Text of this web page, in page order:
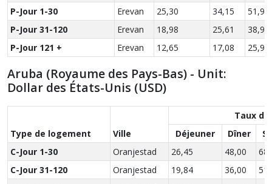
P-Jour 1-30 Erevan 25,30 34,15
51,90
P-Jour 31-120
Erevan 18,98 25,61
38,93
P-Jour 121 +
Erevan 12,65 17,08 25,95
Aruba (Royaume des Pays-Bas) - Unit:
Dollar des États-Unis (USD)
Type de logement Ville
Taux
Déjeuner
Dîner
C-Jour 1-30
Oranjestad 26,45 48,00
C-Jour 31-120
Oranjestad 19,84 36,00